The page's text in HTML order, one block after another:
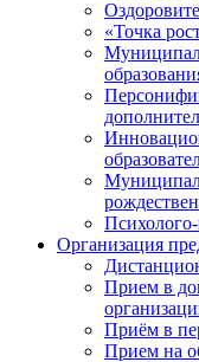
«Точка
Организация
Прием в
Приём в
Прием на